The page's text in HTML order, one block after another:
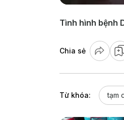
Tình hình bệnh
Chia sẻ
Từ khóa: tạm